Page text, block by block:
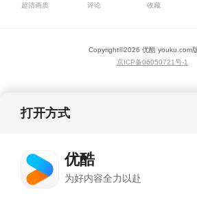
超清画质 评论 收藏
Copyright©2026 优酷 youku.com
京ICP备06050721号-1
打开方式
优酷
为好内容全力以赴